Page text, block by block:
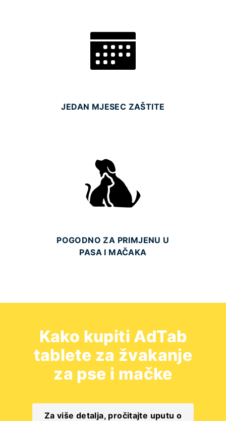
JEDAN MJESEC ZAŠTITE
POGODNO ZA PRIMJENU U
PASA I MAČAKA
Kako kupiti AdTab
tablete za žvakanje
za pse i mačke
Za više detalja, pročitajte uputu o